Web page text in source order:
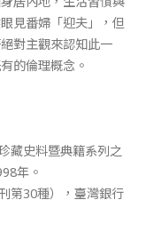
見番婦「迎夫」，但
對主觀來認知此一
的倫理概念。
藏史料暨典籍系列之
年。
第30種），臺灣銀行